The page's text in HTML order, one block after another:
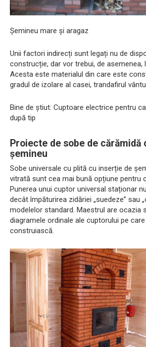
Șemineu mare și aragaz
Unii factori indirecți sunt legați nu de
construcție, dar vor trebui, de asemenea,
Acesta este materialul din care este
gradul de izolare al casei, trandafirul
Bine de știut: Cuptoare electrice pentru
după tip
Proiecte de sobe de cărămidă
șemineu
Sobe universale cu plită cu inserție de
vitrată sunt cea mai bună opțiune pentru
Punerea unui cuptor universal staționar
decât împăturirea zidăriei „suedeze” sau
modelelor standard. Maestrul are ocazia
diagramele ordinale ale cuptorului pe
construiască.